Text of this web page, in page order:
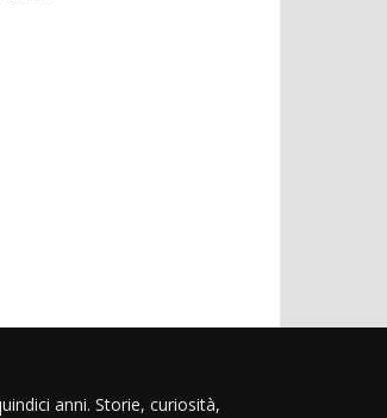
anni. Storie, curiosità,